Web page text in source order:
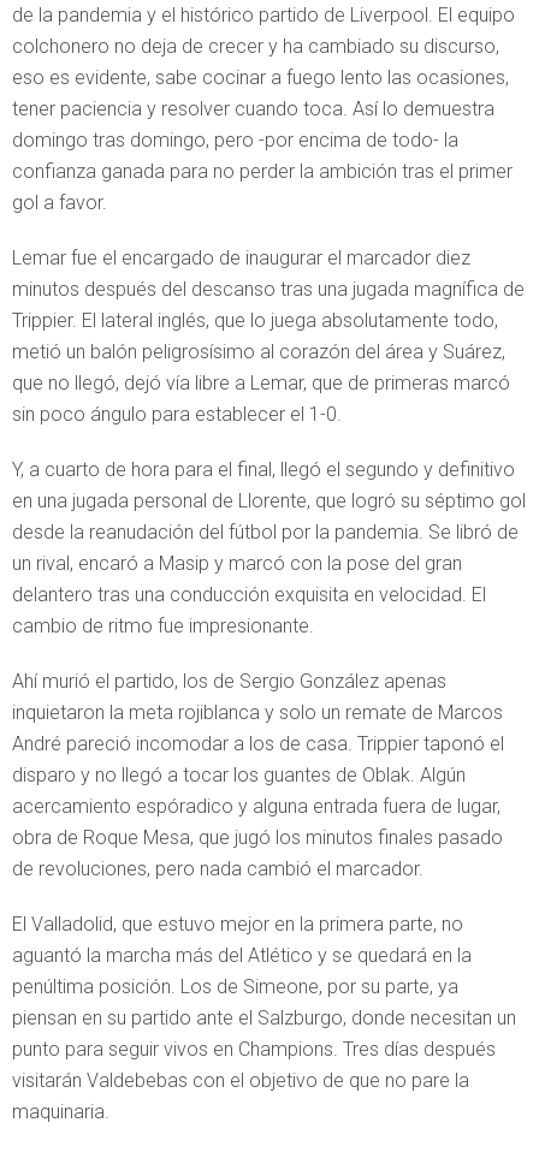
de la pandemia y el histórico partido de Liverpool. El equipo
colchonero no deja de crecer y ha cambiado su discurso,
eso es evidente, sabe cocinar a fuego lento las ocasiones,
tener paciencia y resolver cuando toca. Así lo demuestra
domingo tras domingo, pero -por encima de todo- la
confianza ganada para no perder la ambición tras el primer
gol a favor.
Lemar fue el encargado de inaugurar el marcador diez
minutos después del descanso tras una jugada magnífica de
Trippier. El lateral inglés, que lo juega absolutamente todo,
metió un balón peligrosísimo al corazón del área y Suárez,
que no llegó, dejó vía libre a Lemar, que de primeras marcó
sin poco ángulo para establecer el 1-0.
Y, a cuarto de hora para el final, llegó el segundo y definitivo
en una jugada personal de Llorente, que logró su séptimo gol
desde la reanudación del fútbol por la pandemia. Se libró de
un rival, encaró a Masip y marcó con la pose del gran
delantero tras una conducción exquisita en velocidad. El
cambio de ritmo fue impresionante.
Ahí murió el partido, los de Sergio González apenas
inquietaron la meta rojiblanca y solo un remate de Marcos
André pareció incomodar a los de casa. Trippier taponó el
disparo y no llegó a tocar los guantes de Oblak. Algún
acercamiento espóradico y alguna entrada fuera de lugar,
obra de Roque Mesa, que jugó los minutos finales pasado
de revoluciones, pero nada cambió el marcador.
El Valladolid, que estuvo mejor en la primera parte, no
aguantó la marcha más del Atlético y se quedará en la
penúltima posición. Los de Simeone, por su parte, ya
piensan en su partido ante el Salzburgo, donde necesitan un
punto para seguir vivos en Champions. Tres días después
visitarán Valdebebas con el objetivo de que no pare la
maquinaria.